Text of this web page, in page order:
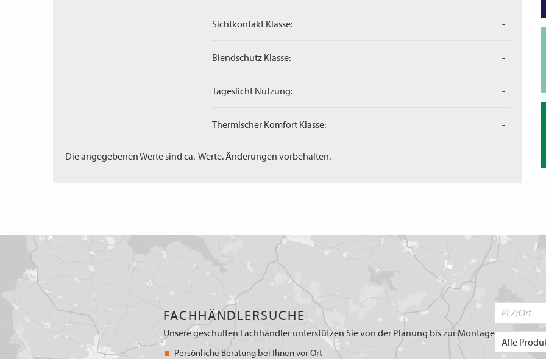
Sichtkontakt Klasse: -
Blendschutz Klasse: -
Tageslicht Nutzung: -
Thermischer Komfort Klasse: -
Die angegebenen Werte sind ca.-Werte. Änderungen vorbehalten.
FACHHÄNDLERSUCHE
Unsere geschulten Fachhändler unterstützen Sie von der Planung bis zur Montage
Persönliche Beratung bei Ihnen vor Ort